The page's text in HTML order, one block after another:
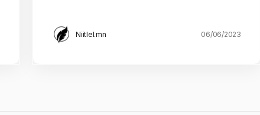
Niitlel.mn 06/06/2023